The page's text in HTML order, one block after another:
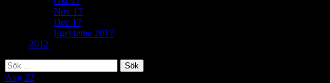
Nov 17
Dec 17
Eget tema 2017
2012
Sök
efter:
Aug 22